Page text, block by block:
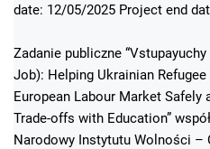
date: 12/05/2025 Project end
Zadanie publiczne
Job): Helping Ukrainian Refugee
European Labour Market Safely
Trade-offs with Education”
Narodowy Instytutu Wolności –